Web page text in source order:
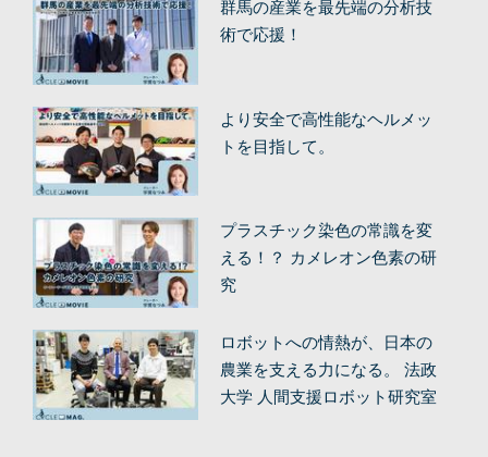
群馬の産業を最先端の分析技
術で応援！
より安全で高性能なヘルメッ
トを目指して。
プラスチック染色の常識を変
える！？ カメレオン色素の研
究
ロボットへの情熱が、日本の
農業を支える力になる。 法政
大学 人間支援ロボット研究室